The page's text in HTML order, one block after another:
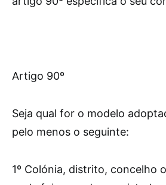
Artigo 90º
Seja qual for o modelo
pelo menos o seguinte:
1º Colónia, distrito, concelho